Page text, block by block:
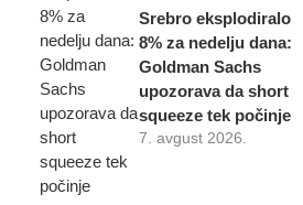
Srebro eksplodiralo
8% za nedelju dana:
Goldman Sachs
upozorava da short
squeeze tek počinje
7. avgust 2026.